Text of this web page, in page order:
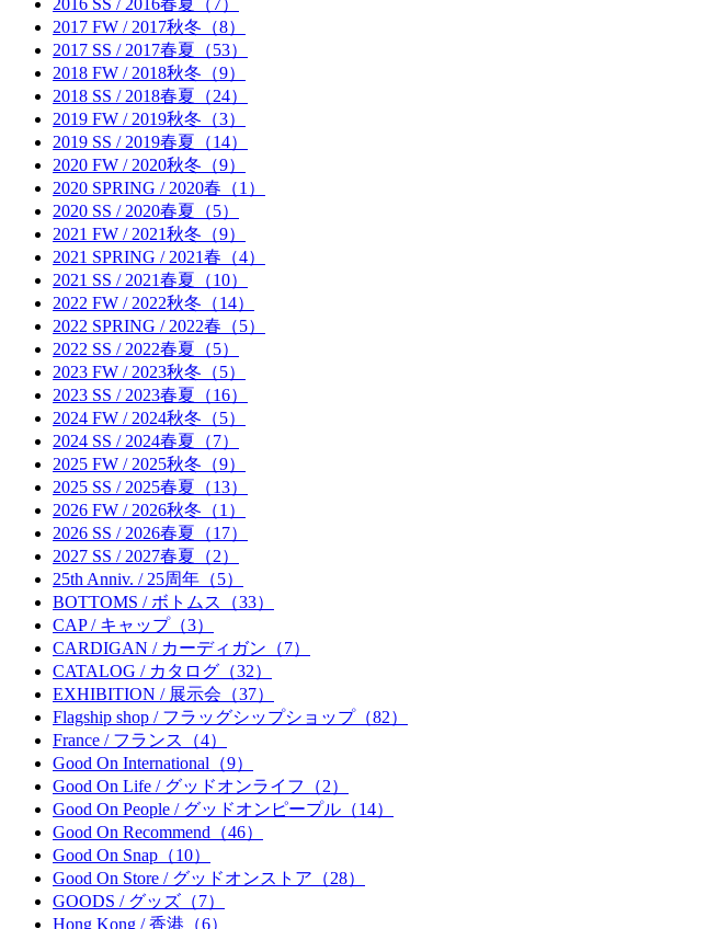
2016 SS / 2016春夏（7）
2017 FW / 2017秋冬（8）
2017 SS / 2017春夏（53）
2018 FW / 2018秋冬（9）
2018 SS / 2018春夏（24）
2019 FW / 2019秋冬（3）
2019 SS / 2019春夏（14）
2020 FW / 2020秋冬（9）
2020 SPRING / 2020春（1）
2020 SS / 2020春夏（5）
2021 FW / 2021秋冬（9）
2021 SPRING / 2021春（4）
2021 SS / 2021春夏（10）
2022 FW / 2022秋冬（14）
2022 SPRING / 2022春（5）
2022 SS / 2022春夏（5）
2023 FW / 2023秋冬（5）
2023 SS / 2023春夏（16）
2024 FW / 2024秋冬（5）
2024 SS / 2024春夏（7）
2025 FW / 2025秋冬（9）
2025 SS / 2025春夏（13）
2026 FW / 2026秋冬（1）
2026 SS / 2026春夏（17）
2027 SS / 2027春夏（2）
25th Anniv. / 25周年（5）
BOTTOMS / ボトムス（33）
CAP / キャップ（3）
CARDIGAN / カーディガン（7）
CATALOG / カタログ（32）
EXHIBITION / 展示会（37）
Flagship shop / フラッグシップショップ（82）
France / フランス（4）
Good On International（9）
Good On Life / グッドオンライフ（2）
Good On People / グッドオンピープル（14）
Good On Recommend（46）
Good On Snap（10）
Good On Store / グッドオンストア（28）
GOODS / グッズ（7）
Hong Kong / 香港（6）